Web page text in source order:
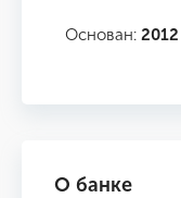
Основан: 2012
О банке